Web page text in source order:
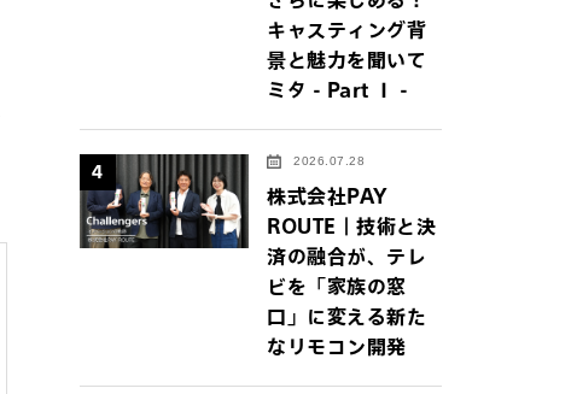
キャスティング背
景と魅力を聞いて
ミタ - Part Ⅰ -
4 2026.07.28
株式会社PAY
ROUTE｜技術と決
済の融合が、テレ
ビを「家族の窓
口」に変える新た
なリモコン開発